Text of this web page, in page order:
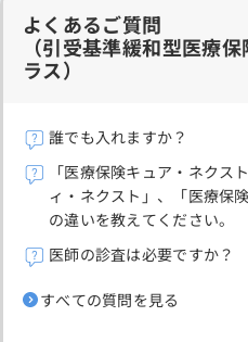
よくあるご質問
（引受基準緩和型医療
ラス）
誰でも入れますか？
「医療保険キュア・ネクス
ィ・ネクスト」、「医療保
の違いを教えてください。
医師の診査は必要ですか？
すべての質問を見る